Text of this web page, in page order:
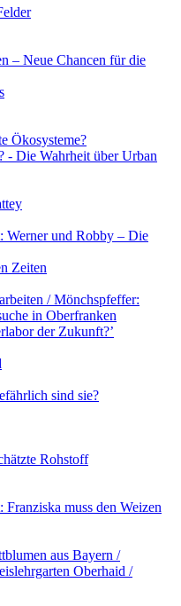
– Neue Chancen für die
Ökosysteme?
- Die Wahrheit über Urban
Werner und Robby – Die
Zeiten
/​ Mönchspfeffer:
in Oberfranken
der Zukunft?’
sind sie?
Rohstoff
muss den Weizen
aus Bayern /​
Oberhaid /​